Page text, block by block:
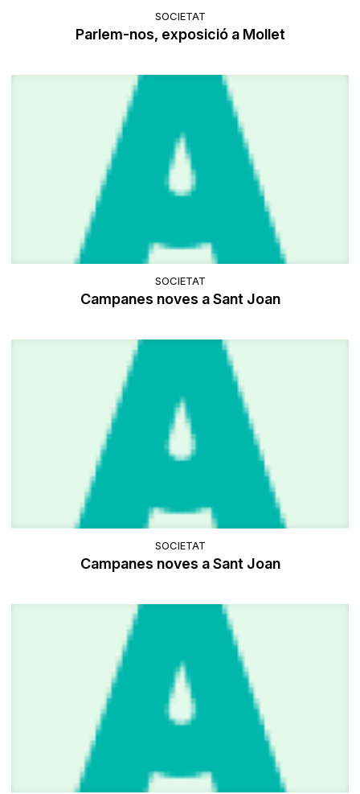
SOCIETAT
Parlem-nos, exposició a Mollet
SOCIETAT
Campanes noves a Sant Joan
SOCIETAT
Campanes noves a Sant Joan